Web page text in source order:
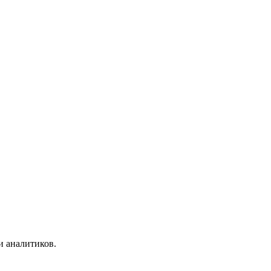
аналитиков.